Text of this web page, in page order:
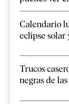
Calendario
eclipse solar
Trucos
negras de